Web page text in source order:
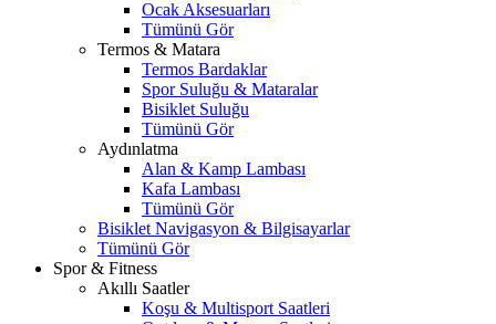
Ocak Aksesuarları
Tümünü Gör
Termos & Matara
Termos Bardaklar
Spor Suluğu & Mataralar
Bisiklet Suluğu
Tümünü Gör
Aydınlatma
Alan & Kamp Lambası
Kafa Lambası
Tümünü Gör
Bisiklet Navigasyon & Bilgisayarlar
Tümünü Gör
Spor & Fitness
Akıllı Saatler
Koşu & Multisport Saatleri